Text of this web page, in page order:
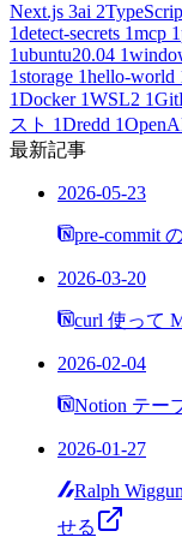
Next.js 3ai 2
1detect-secrets 1mcp 1
1ubuntu20.04 1
1storage 1hello-world
1Docker 1WSL2 1
スト 1Dredd 1
最新記事
2026-05-23
pre-commit
2026-03-20
curl 使って
2026-02-04
Notion テー
2026-01-27
Ralph
せる